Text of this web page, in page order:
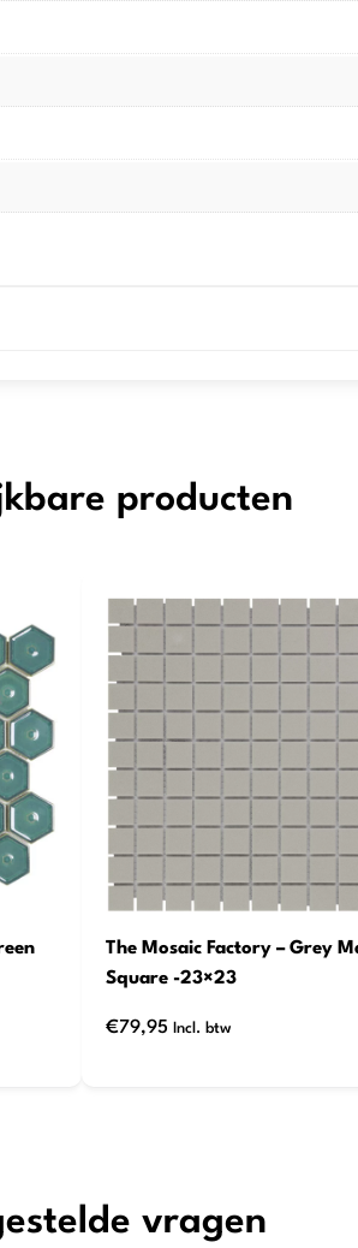
producten
The Mosaic Factory – Grey
Square -23×23
€79,95 Incl. btw
vragen